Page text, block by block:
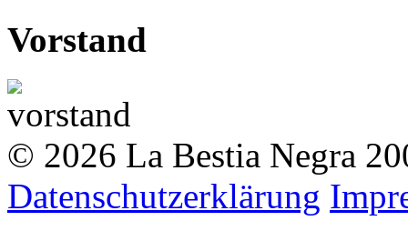
Vorstand
© 2026 La Bestia Negra
Datenschutzerklärung